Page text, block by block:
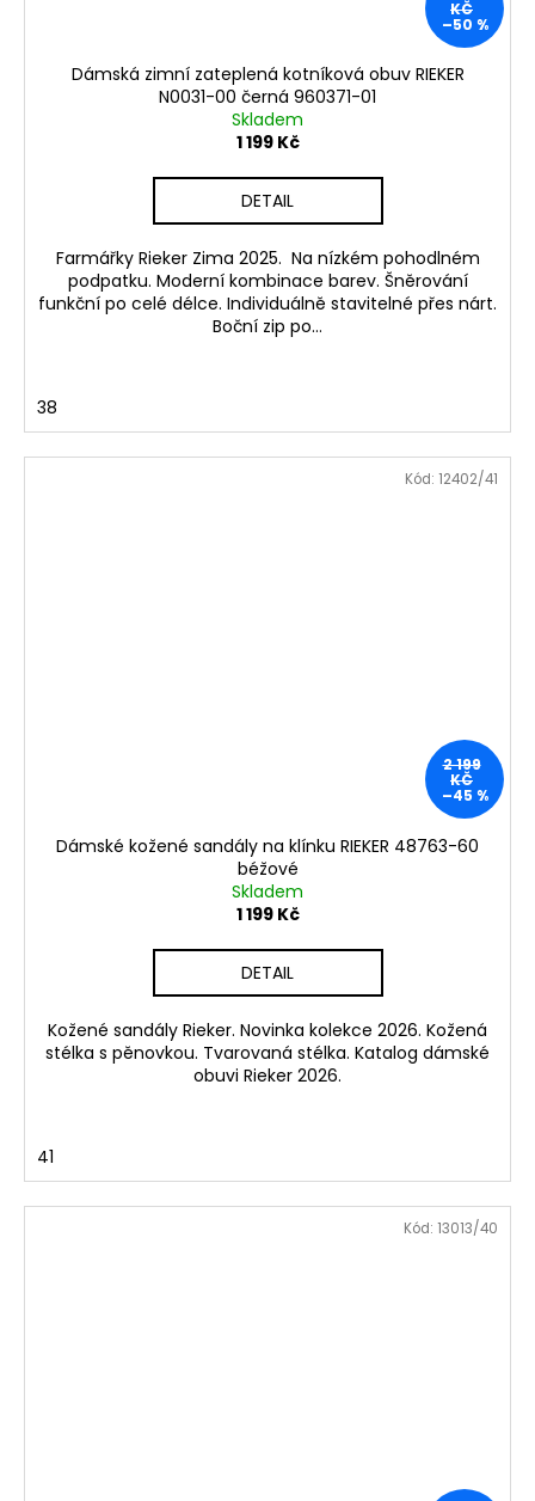
KČ
–50 %
Dámská zimní zateplená kotníková obuv RIEKER
N0031-00 černá 960371-01
Skladem
1 199 Kč
DETAIL
Farmářky Rieker Zima 2025. Na nízkém pohodlném
podpatku. Moderní kombinace barev. Šněrování
funkční po celé délce. Individuálně stavitelné přes nárt.
Boční zip po...
38
2 199
KČ
–45 %
Dámské kožené sandály na klínku RIEKER 48763-60
béžové
Skladem
1 199 Kč
DETAIL
Kožené sandály Rieker. Novinka kolekce 2026. Kožená
stélka s pěnovkou. Tvarovaná stélka. Katalog dámské
obuvi Rieker 2026.
41
Kód: 12402/41
Kód: 13013/40